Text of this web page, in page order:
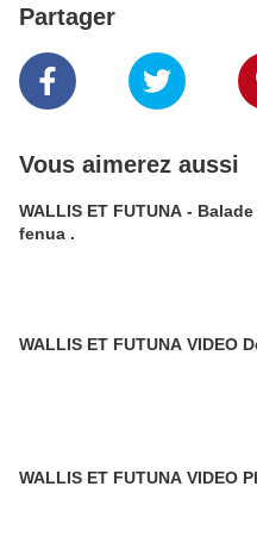
Partager
Vous aimerez aussi
WALLIS ET FUTUNA - Balade
fenua .
WALLIS ET
WALLIS ET